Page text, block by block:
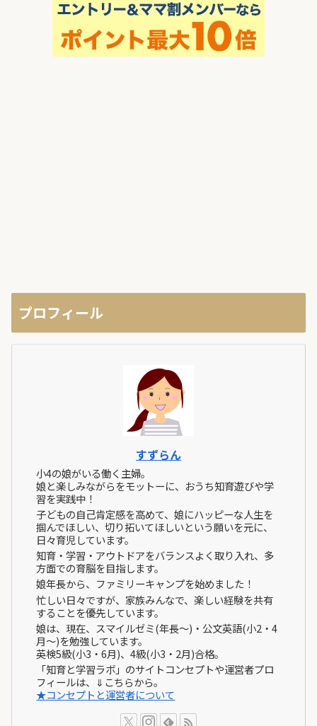
プロフィール
すずらん
小4の娘がいる働く主婦。
娘と楽しみながらをモットーに、おうち知育遊びや学
習を実践中！
子どもの自己肯定感を高めて、娘にハッピーな人生を
掴んでほしい、切り拓いてほしいという願いを元に、
日々育児しています。
知育・学習・アウトドアをバランスよく取り入れ、多
方面での育脳を目指します。
娘年長から、ファミリーキャンプを始めました！
忙しい日々ですが、家族みんなで、楽しい経験を共有
することを優先しています。
娘は、現在、スマイルゼミ(年長～)・公文英語(小2・4
月～)を勉強しています。
英検5級(小3・6月)、4級(小3・2月)合格。
「知育と学習ラボ」のサイトコンセプトや運営者プロ
フィールは、⇓こちらから。
★コンセプトと運営者について